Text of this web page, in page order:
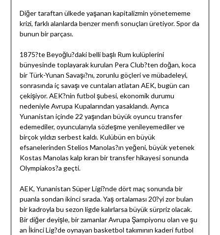
Diğer taraftan ülkede yaşanan kapitalizmin yönetememe
krizi, farklı alanlarda benzer menfi sonuçları üretiyor. Spor da
bunun bir parçası.
1875?te Beyoğlu?daki belli başlı Rum kulüplerini
bünyesinde toplayarak kurulan Pera Club?ten doğan, koca
bir Türk-Yunan Savaşı?nı, zorunlu göçleri ve mübadeleyi,
sonrasında iç savaşı ve cuntaları atlatan AEK, bugün can
çekişiyor. AEK?nin futbol şubesi, ekonomik durumu
nedeniyle Avrupa Kupalarından yasaklandı. Ayrıca
Yunanistan içinde 22 yaşından büyük oyuncu transfer
edemediler, oyuncularıyla sözleşme yenileyemediler ve
birçok yıldızı serbest kaldı. Kulübün en büyük
efsanelerinden Stelios Manolas?ın yeğeni, büyük yetenek
Kostas Manolas kalp kıran bir transfer hikayesi sonunda
Olympiakos?a geçti.
AEK, Yunanistan Süper Ligi?nde dört maç sonunda bir
puanla sondan ikinci sırada. Yaş ortalaması 20?yi zor bulan
bir kadroyla bu sezon ligde kalırlarsa büyük sürpriz olacak.
Bir diğer deyişle, bir zamanlar Avrupa Şampiyonu olan ve şu
an İkinci Lig?de oynayan basketbol takımının kaderi futbol